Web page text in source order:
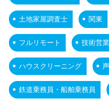
土地家屋調査士 関東
フルリモート 技術営業
ハウスクリーニング
鉄道乗務員・船舶乗務員